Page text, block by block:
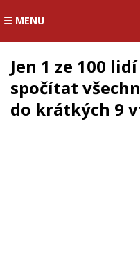
☰ MENU
Jen 1 ze 100
spočítat
do krátkých 9